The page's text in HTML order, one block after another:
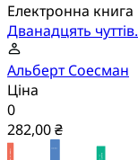
Електронна книга
Дванадцять
Альберт Соесман
Ціна
0
282,00 ₴